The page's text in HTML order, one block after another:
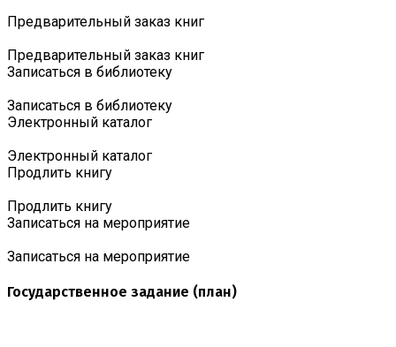
Предварительный заказ книг
Предварительный заказ книг
Записаться в библиотеку
Записаться в библиотеку
Электронный каталог
Электронный каталог
Продлить книгу
Продлить книгу
Записаться на мероприятие
Записаться на мероприятие
Государственное задание (план)